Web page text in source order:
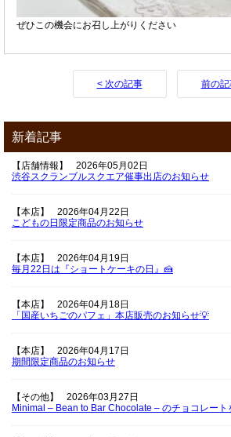
ぜひこの機会にお召し上がりください
< 次の記事 前の記
新着記事
【店舗情報】
2026年05月02日
渋谷スクランブルスクエア催事出店のお知らせ
【本店】
2026年04月22日
こどもの日限定商品のお知らせ
【本店】
2026年04月19日
毎月22日は『ショートケーキの日』🍰
【本店】
2026年04月18日
「国産いちごのパフェ」本店販売のお知らせ💡
【本店】
2026年04月17日
期間限定商品のお知らせ
【その他】
2026年03月27日
Minimal – Bean to Bar Chocolate – のチョコレート